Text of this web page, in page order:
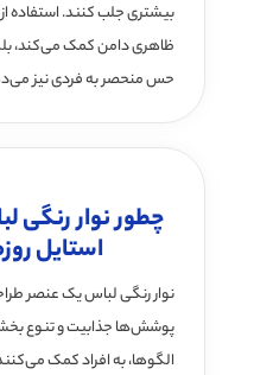
بیشتری جلب کنند. استفاده از
ظاهری دامن کمک می‌کند،
حس منحصر به فردی نیز
چطور نوار رنگی
استایل
نوار رنگی لباس یک عنصر
پوشش‌ها جذابیت و تنوع
الگوها، به افراد کمک